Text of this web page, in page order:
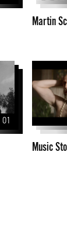
Martin
01
Stories
PYD
2020
Music